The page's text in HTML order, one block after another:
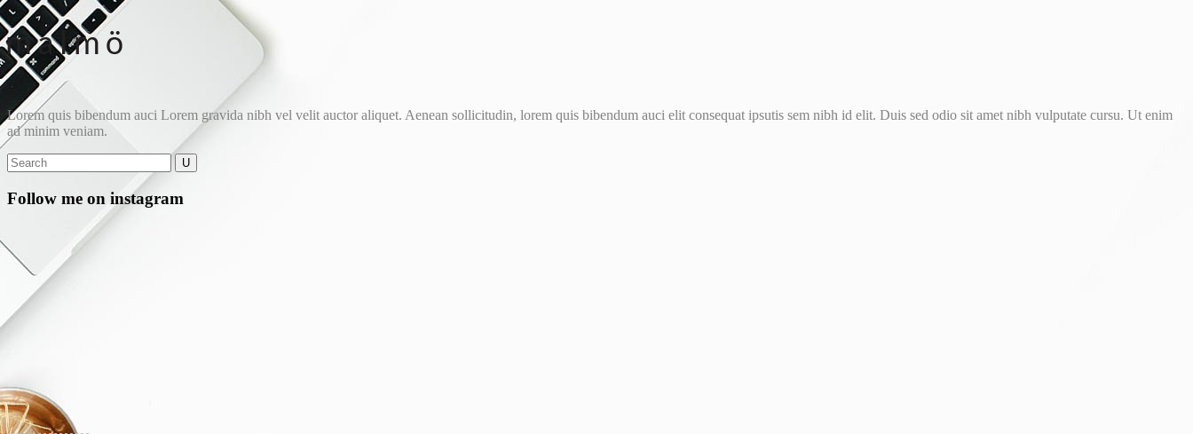
Lorem quis bibendum auci Lorem gravida nibh vel velit auctor aliquet. Aenean sollicitudin, lorem quis bibendum auci elit consequat ipsutis sem nibh id elit. Duis sed odio sit amet nibh vulputate cursu. Ut enim
ad minim veniam.
Follow me on instagram